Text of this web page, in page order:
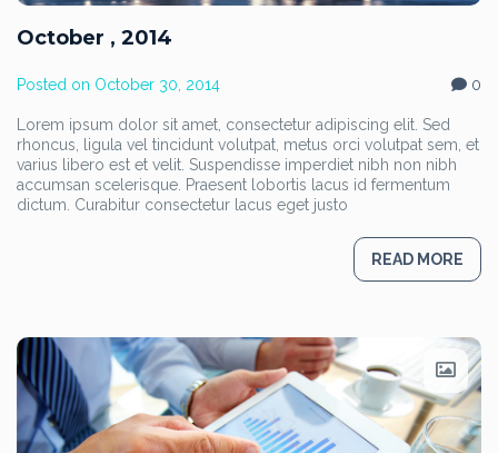
October , 2014
Posted on October 30, 2014 0
Lorem ipsum dolor sit amet, consectetur adipiscing elit. Sed
rhoncus, ligula vel tincidunt volutpat, metus orci volutpat sem, et
varius libero est et velit. Suspendisse imperdiet nibh non nibh
accumsan scelerisque. Praesent lobortis lacus id fermentum
dictum. Curabitur consectetur lacus eget justo
READ MORE